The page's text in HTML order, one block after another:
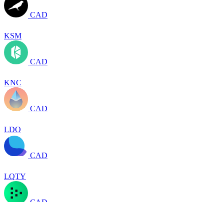
CAD
KSM
CAD
KNC
CAD
LDO
CAD
LQTY